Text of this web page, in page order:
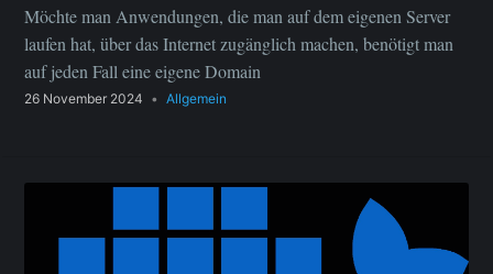
Möchte man Anwendungen, die man auf dem eigenen Server
laufen hat, über das Internet zugänglich machen, benötigt man
auf jeden Fall eine eigene Domain
26 November 2024 • Allgemein